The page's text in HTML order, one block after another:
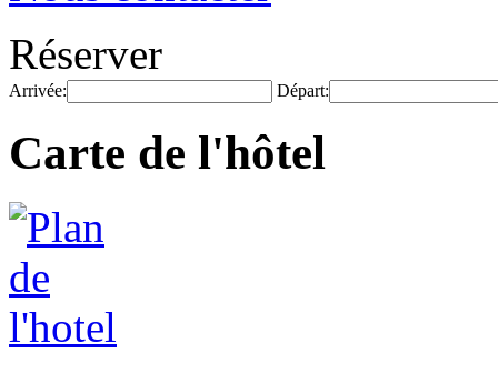
Réserver
Arrivée: Départ:
Carte de l'hôtel